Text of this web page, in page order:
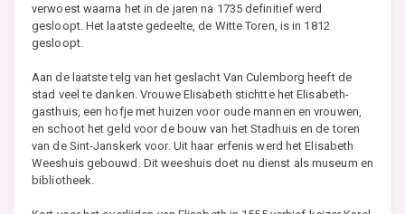
verwoest waarna het in de jaren na 1735 definitief werd
gesloopt. Het laatste gedeelte, de Witte Toren, is in 1812
gesloopt.
Aan de laatste telg van het geslacht Van Culemborg heeft de
stad veel te danken. Vrouwe Elisabeth stichtte het Elisabeth-
gasthuis, een hofje met huizen voor oude mannen en vrouwen,
en schoot het geld voor de bouw van het Stadhuis en de toren
van de Sint-Janskerk voor. Uit haar erfenis werd het Elisabeth
Weeshuis gebouwd. Dit weeshuis doet nu dienst als museum en
bibliotheek.